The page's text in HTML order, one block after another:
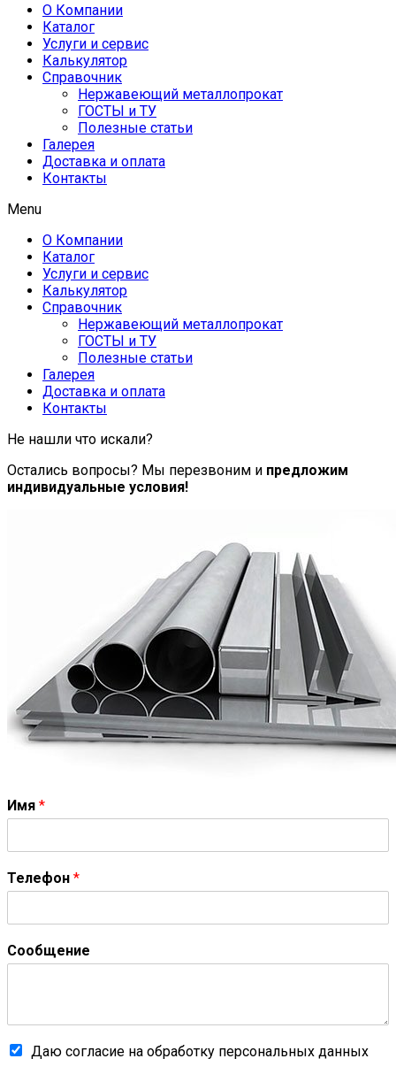
О Компании
Каталог
Услуги и сервис
Калькулятор
Справочник
Нержавеющий металлопрокат
ГОСТЫ и ТУ
Полезные статьи
Галерея
Доставка и оплата
Контакты
Menu
О Компании
Каталог
Услуги и сервис
Калькулятор
Справочник
Нержавеющий металлопрокат
ГОСТЫ и ТУ
Полезные статьи
Галерея
Доставка и оплата
Контакты
Не нашли что искали?
Остались вопросы? Мы перезвоним и предложим
индивидуальные условия!
Имя *
Телефон *
Сообщение
Даю согласие на обработку персональных данных